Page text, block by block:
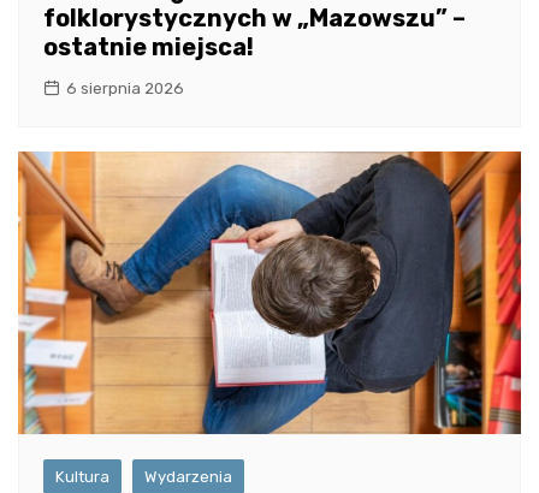
folklorystycznych w „Mazowszu” –
ostatnie miejsca!
6 sierpnia 2026
Kultura Wydarzenia